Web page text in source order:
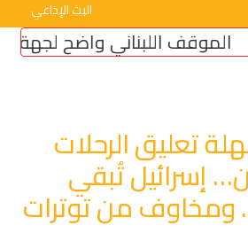
البث الإذاعي
اللبناني واضح لجهة رفض
تعليق الرحلات
إسرائيل تُبقي